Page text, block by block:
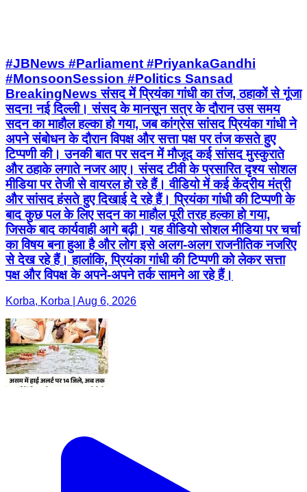
#JBNews #Parliament #PriyankaGandhi
#MonsoonSession #Politics Sansad
BreakingNews संसद में प्रियंका गांधी का तंज, ठहाकों से गूंजा
सदन! नई दिल्ली। संसद के मानसून सत्र के दौरान उस समय
सदन का माहौल हल्का हो गया, जब कांग्रेस सांसद प्रियंका गांधी ने
अपने संबोधन के दौरान विपक्ष और सत्ता पक्ष पर तंज कसते हुए
टिप्पणी की। उनकी बात पर सदन में मौजूद कई सांसद मुस्कुराते
और ठहाके लगाते नजर आए। संसद टीवी के प्रसारित दृश्य सोशल
मीडिया पर तेजी से वायरल हो रहे हैं। वीडियो में कई केंद्रीय मंत्री
और सांसद हंसते हुए दिखाई दे रहे हैं। प्रियंका गांधी की टिप्पणी के
बाद कुछ पल के लिए सदन का माहौल पूरी तरह हल्का हो गया,
जिसके बाद कार्यवाही आगे बढ़ी। यह वीडियो सोशल मीडिया पर चर्चा
का विषय बना हुआ है और लोग इसे अलग-अलग राजनीतिक नजरिए
से देख रहे हैं। हालांकि, प्रियंका गांधी की टिप्पणी को लेकर सत्ता
पक्ष और विपक्ष के अपने-अपने तर्क सामने आ रहे हैं।
Korba, Korba | Aug 6, 2026